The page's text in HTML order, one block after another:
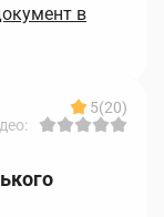
в
5(20)